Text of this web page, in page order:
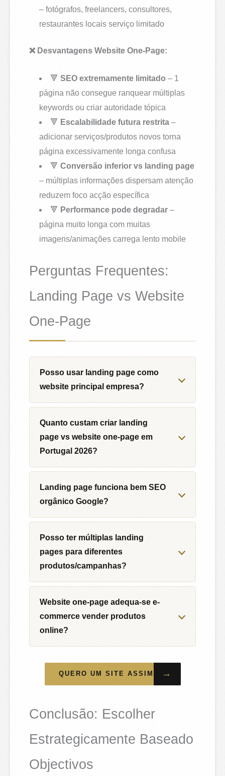
– fotógrafos, freelancers, consultores,
restaurantes locais serviço limitado
❌ Desvantagens Website One-Page:
🔻SEO extremamente limitado – 1
página não consegue ranquear múltiplas
keywords ou criar autoridade tópica
🔻 Escalabilidade futura restrita –
adicionar serviços/produtos novos torna
página excessivamente longa confusa
🔻Conversão inferior vs landing page
– múltiplas informações dispersam atenção
reduzem foco acção específica
🔻 Performance pode degradar –
página muito longa com muitas
imagens/animações carrega lento mobile
Perguntas Frequentes:
Landing Page vs Website
One-Page
Posso usar landing page como
website principal empresa?
Quanto custam criar landing
page vs website one-page em
Portugal 2026?
Landing page funciona bem SEO
orgânico Google?
Posso ter múltiplas landing
pages para diferentes
produtos/campanhas?
Website one-page adequa-se e-
commerce vender produtos
online?
QUERO UM SITE ASSIM →
Conclusão: Escolher
Estrategicamente Baseado
Objectivos